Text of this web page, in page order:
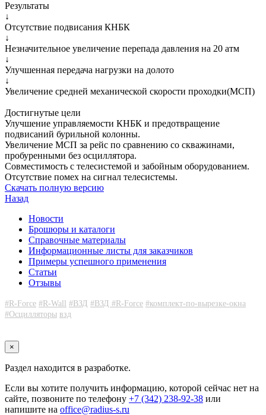
Результаты
↓
Отсутствие подвисания КНБК
↓
Незначительное увеличение перепада давления на 20 атм
↓
Улучшенная передача нагрузки на долото
↓
Увеличение средней механической скорости проходки(МСП)
Достигнутые цели
Улучшение управляемости КНБК и предотвращение
подвисаний бурильной колонны.
Увеличение МСП за рейс по сравнению со скважинами,
пробуренными без осциллятора.
Совместимость с телесистемой и забойным оборудованием.
Отсутствие помех на сигнал телесистемы.
Скачать полную версию
Назад
Новости
Брошюры и каталоги
Справочные материалы
Информационные листы для заказчиков
Примеры успешного применения
Статьи
Отзывы
#R-Force #R-Wall #ВЗД #ВЗД #R-Force #комплект-по-вырезке-окна
#Осцилляторы взд
×
Раздел находится в разработке.
Если вы хотите получить информацию, которой сейчас нет на
сайте, позвоните по телефону +7 (342) 238-92-38 или
напишите на office@radius-s.ru